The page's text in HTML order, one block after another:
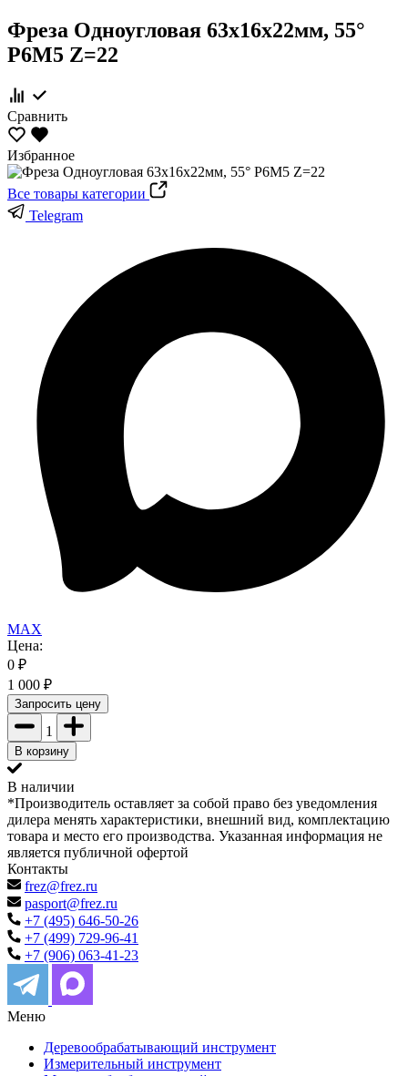
Фреза Одноугловая 63х16х22мм, 55°
Р6М5 Z=22
Сравнить
Избранное
Все товары категории
Telegram
MAX
Цена:
0 ₽
1 000 ₽
Запросить цену
1
В корзину
В наличии
*Производитель оставляет за собой право без уведомления
дилера менять характеристики, внешний вид, комплектацию
товара и место его производства. Указанная информация не
является публичной офертой
Контакты
frez@frez.ru
pasport@frez.ru
+7 (495) 646-50-26
+7 (499) 729-96-41
+7 (906) 063-41-23
Меню
Деревообрабатывающий инструмент
Измерительный инструмент